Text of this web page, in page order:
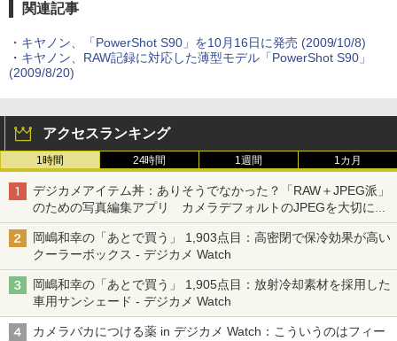
関連記事
・ キヤノン、「PowerShot S90」を10月16日に発売 (2009/10/8)
・ キヤノン、RAW記録に対応した薄型モデル「PowerShot S90」
(2009/8/20)
アクセスランキング
1時間 24時間 1週間 1カ月
デジカメアイテム丼：ありそうでなかった？「RAW＋JPEG派」
のための写真編集アプリ カメラデフォルトのJPEGを大切にす
る「Filmator」
岡嶋和幸の「あとで買う」 1,903点目：高密閉で保冷効果が高い
クーラーボックス - デジカメ Watch
岡嶋和幸の「あとで買う」 1,905点目：放射冷却素材を採用した
車用サンシェード - デジカメ Watch
カメラバカにつける薬 in デジカメ Watch：こういうのはフィー